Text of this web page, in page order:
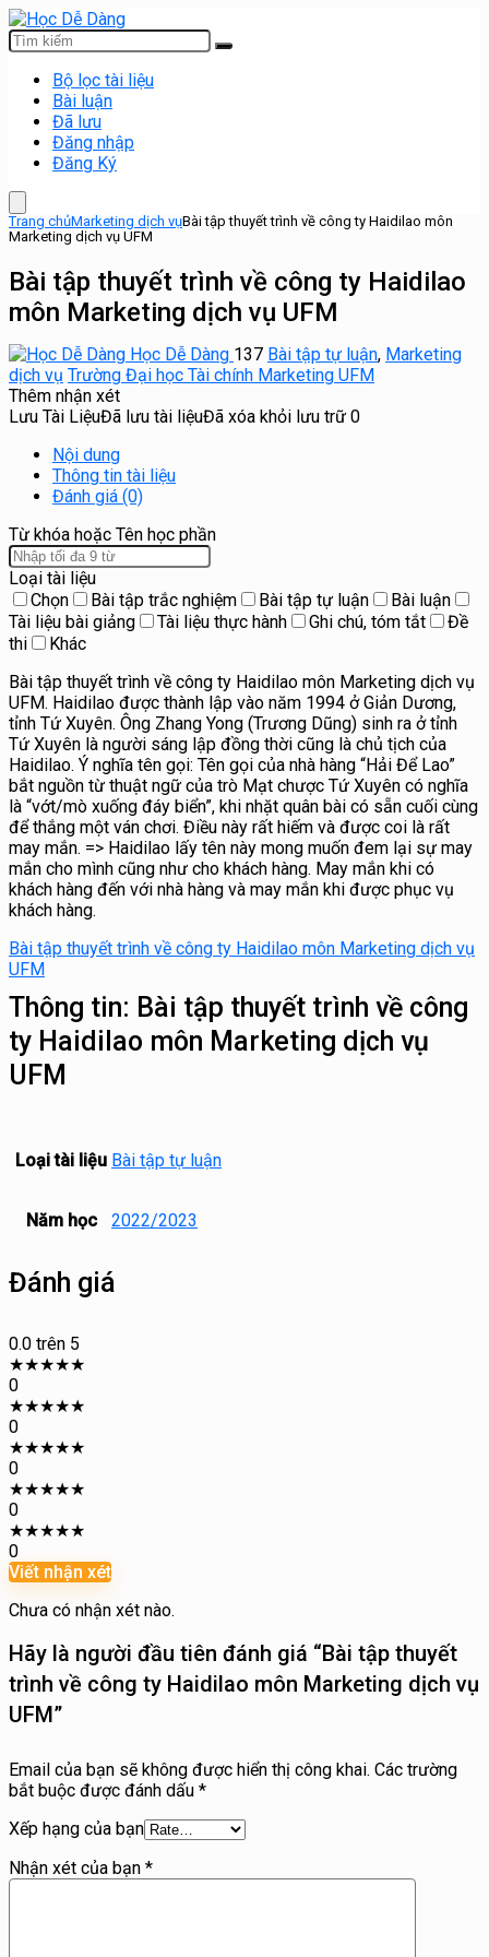
Bộ lọc tài liệu
Bài luận
Đã lưu
Đăng nhập
Đăng Ký
Trang chủMarketing dịch vụBài tập thuyết trình về công ty Haidilao môn
Marketing dịch vụ UFM
Bài tập thuyết trình về công ty Haidilao
môn Marketing dịch vụ UFM
Học Dễ Dàng 137 Bài tập tự luận, Marketing
dịch vụ Trường Đại học Tài chính Marketing UFM
Thêm nhận xét
Lưu Tài LiệuĐã lưu tài liệuĐã xóa khỏi lưu trữ 0
Nội dung
Thông tin tài liệu
Đánh giá (0)
Từ khóa hoặc Tên học phần
Loại tài liệu
Chọn
Bài tập trắc nghiệm Bài tập tự luận
Bài luận
Tài liệu bài giảng
Tài liệu thực hành Ghi chú, tóm tắt
Đề
thi
Khác
Bài tập thuyết trình về công ty Haidilao môn Marketing dịch vụ
UFM. Haidilao được thành lập vào năm 1994 ở Giản Dương,
tỉnh Tứ Xuyên. Ông Zhang Yong (Trương Dũng) sinh ra ở tỉnh
Tứ Xuyên là người sáng lập đồng thời cũng là chủ tịch của
Haidilao. Ý nghĩa tên gọi: Tên gọi của nhà hàng “Hải Để Lao”
bắt nguồn từ thuật ngữ của trò Mạt chược Tứ Xuyên có nghĩa
là “vớt/mò xuống đáy biển”, khi nhặt quân bài có sẵn cuối cùng
để thắng một ván chơi. Điều này rất hiếm và được coi là rất
may mắn. => Haidilao lấy tên này mong muốn đem lại sự may
mắn cho mình cũng như cho khách hàng. May mắn khi có
khách hàng đến với nhà hàng và may mắn khi được phục vụ
khách hàng.
Bài tập thuyết trình về công ty Haidilao môn Marketing dịch vụ
UFM
Thông tin: Bài tập thuyết trình về công
ty Haidilao môn Marketing dịch vụ
UFM
Loại tài liệu Bài tập tự luận
Năm học 2022/2023
Đánh giá
0.0 trên 5
★★★★★
0
★★★★★
0
★★★★★
0
★★★★★
0
★★★★★
0
Viết nhận xét
Chưa có nhận xét nào.
Hãy là người đầu tiên đánh giá “Bài tập thuyết
trình về công ty Haidilao môn Marketing dịch vụ
UFM”
Email của bạn sẽ không được hiển thị công khai. Các trường
bắt buộc được đánh dấu *
Xếp hạng của bạn
Nhận xét của bạn *